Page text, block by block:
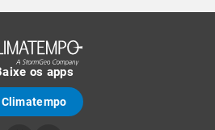
os apps
Climatempo